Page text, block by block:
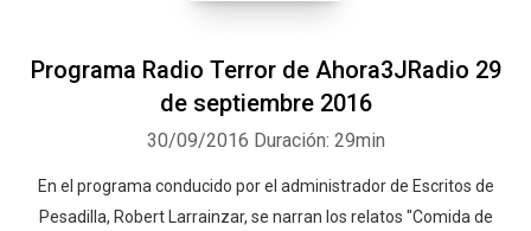
Programa Radio Terror de Ahora3JRadio 29
de septiembre 2016
30/09/2016 Duración: 29min
En el programa conducido por el administrador de Escritos de
Pesadilla, Robert Larrainzar, se narran los relatos "Comida de